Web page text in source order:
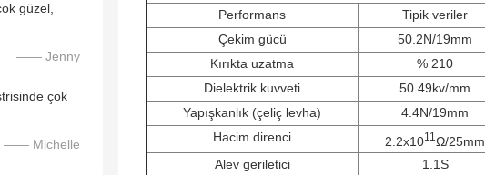
güzel,
—— Jenny
çok
—— Michelle
Performans
Tipik veriler
Çekim gücü
50.2N/19mm
Kırıkta uzatma
% 210
Dielektrik kuvveti
50.49kv/mm
Yapışkanlık (çeliç levha)
4.4N/19mm
Hacim direnci
2.2x1011 Ω/25mm
Alev geriletici
1.1S